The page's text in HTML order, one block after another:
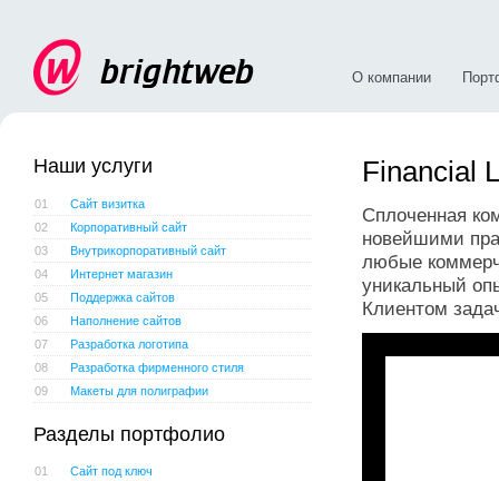
О компании
Financial
Cплоченная
новейшими
любые
уникальный
Клиентом
Наши услуги
01
Сайт визитка
02
Корпоративный сайт
03
Внутрикорпоративный сайт
04
Интернет магазин
05
Поддержка сайтов
06
Наполнение сайтов
07
Разработка логотипа
08
Разработка фирменного стиля
09
Макеты для полиграфии
Разделы портфолио
01
Сайт под ключ